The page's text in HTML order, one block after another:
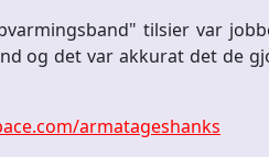
tilsier var
og det var akkurat det de
armatageshanks